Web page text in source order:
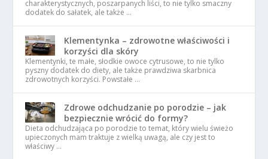
charakterystycznych, poszarpanych liści, to nie tylko smaczny
dodatek do sałatek, ale także …
Klementynka – zdrowotne właściwości i
korzyści dla skóry
Klementynki, te małe, słodkie owoce cytrusowe, to nie tylko
pyszny dodatek do diety, ale także prawdziwa skarbnica
zdrowotnych korzyści. Powstałe …
Zdrowe odchudzanie po porodzie – jak
bezpiecznie wrócić do formy?
Dieta odchudzająca po porodzie to temat, który wielu świeżo
upieczonych mam traktuje z wielką uwagą, ale czy jest to
właściwy …